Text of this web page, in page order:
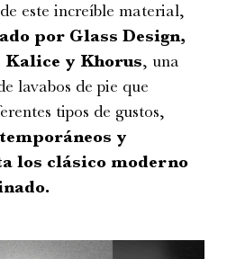
este increíble material,
por Glass Design,
Kalice y Khorus, una
lavabos de pie que
tipos de gustos,
y
los clásico moderno